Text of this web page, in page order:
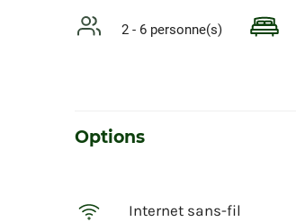
2 - 6 personne(s)
Options
Internet sans-fil